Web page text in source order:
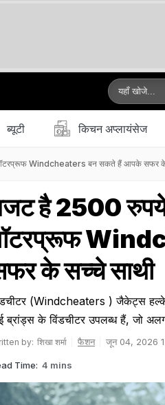
ब्‍यूटी किचन अप्लायंसेज
Windcheaters बन सकते हैं आपके सफर के
है 2500 रुपये
के सच्चे साथी
(Windcheaters ) जैकेट्स
ब्रांड्स के विंडचीटर उपलब्ध हैं, जो
by: शिखा शर्मा फैशन जून 04, 2026
Time: 4 mins